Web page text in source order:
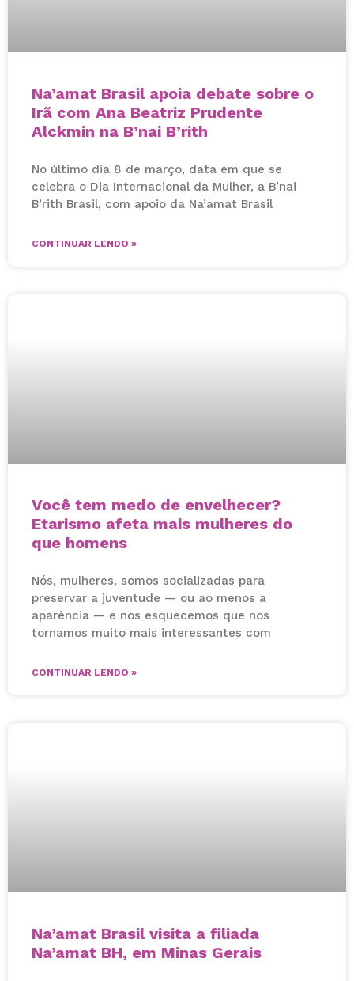
Na’amat Brasil apoia debate sobre o
Irã com Ana Beatriz Prudente
Alckmin na B’nai B’rith
No último dia 8 de março, data em que se
celebra o Dia Internacional da Mulher, a B’nai
B’rith Brasil, com apoio da Na’amat Brasil
CONTINUAR LENDO »
Você tem medo de envelhecer?
Etarismo afeta mais mulheres do
que homens
Nós, mulheres, somos socializadas para
preservar a juventude — ou ao menos a
aparência — e nos esquecemos que nos
tornamos muito mais interessantes com
CONTINUAR LENDO »
Na’amat Brasil visita a filiada
Na’amat BH, em Minas Gerais